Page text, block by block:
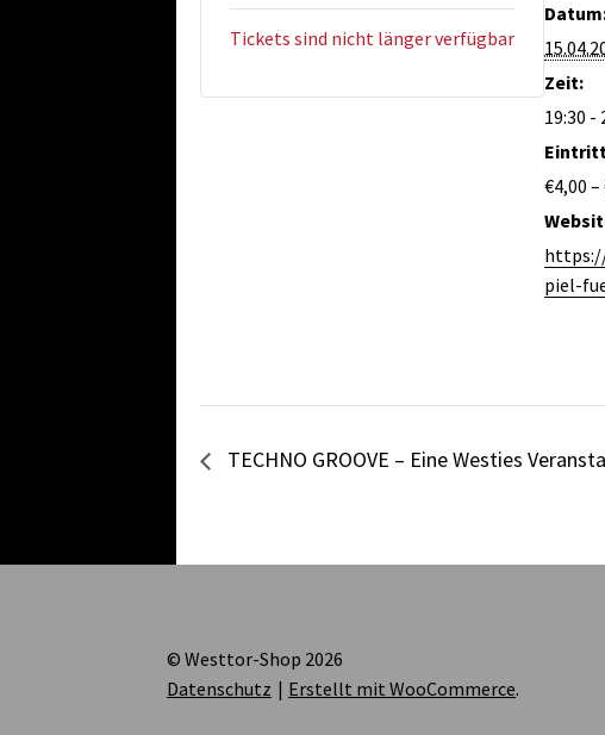
Zeit:
19:30 -
€4,00 –
piel-
Tickets sind nicht länger verfügbar
TECHNO GROOVE – Eine Westies
© Westtor-Shop 2026
Datenschutz
Erstellt mit WooCommerce.